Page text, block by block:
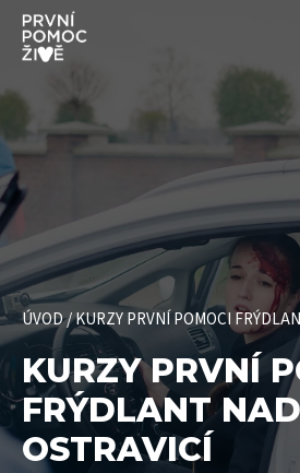
ÚVOD/KURZY PRVNÍ POMOCI
KURZY PRVNÍ
FRÝDLANT NAD
OSTRAVICÍ